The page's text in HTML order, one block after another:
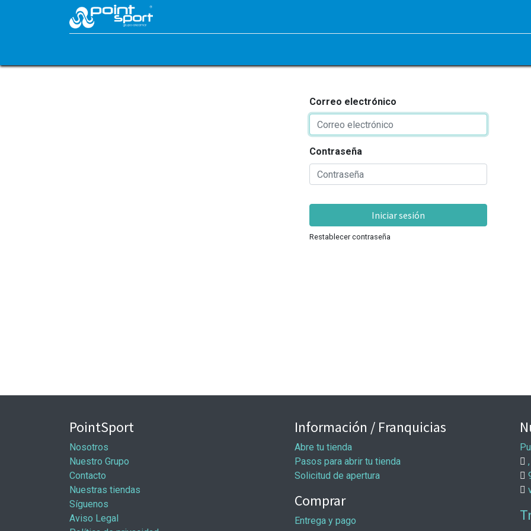
Correo electrónico
Contraseña
Iniciar sesión
Restablecer contraseña
PointSport
Nosotros
Nuestro Grupo
Contacto
Nuestras tiendas
Síguenos
Aviso Legal
Información / Franquicias
Abre tu tienda
Pasos para abrir tu tienda
Solicitud de apertura
Comprar
Entrega y pago